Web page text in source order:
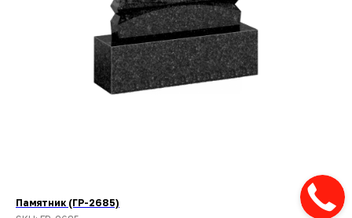
Памятник (ГР-2685)